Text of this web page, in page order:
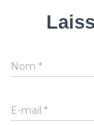
Nom *
E-mail *